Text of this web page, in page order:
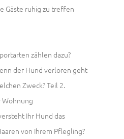
Gäste ruhig zu treffen
zählen dazu?
der Hund verloren geht
Zweck? Teil 2.
Wohnung
Ihr Hund das
von Ihrem Pflegling?